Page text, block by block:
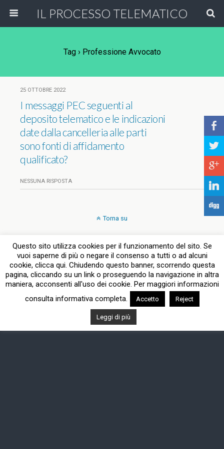
IL PROCESSO TELEMATICO
Tag › Professione Avvocato
25 OTTOBRE 2022
I messaggi PEC seguenti al
deposito telematico e le indicazioni
date dalla cancelleria alle parti
sono fonti di affidamento
qualificato?
NESSUNA RISPOSTA
Torna su
Dispositivo Portatile Pc Desktop
Questo sito utilizza cookies per il funzionamento del sito. Se
vuoi saperne di più o negare il consenso a tutti o ad alcuni
cookie, clicca qui. Chiudendo questo banner, scorrendo questa
pagina, cliccando su un link o proseguendo la navigazione in altra
maniera, acconsenti all'uso dei cookie. Per maggiori informazioni
consulta informativa completa.
Accetto Reject
Leggi di più
b
a
c
j
F